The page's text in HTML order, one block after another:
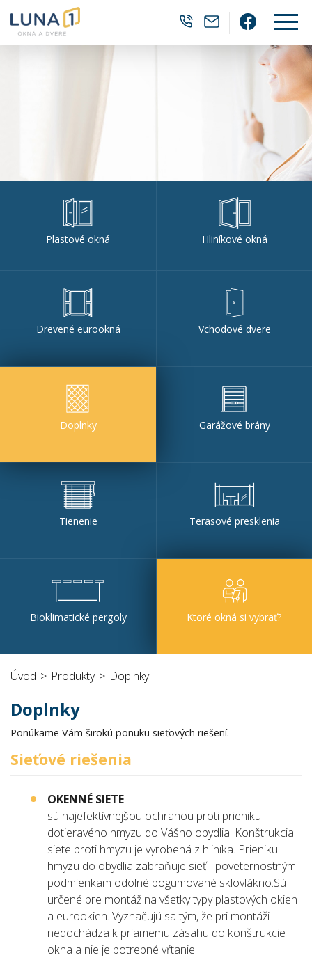
0905 382 202
Plastové okná Hliníkové okná
Drevené eurookná Vchodové dvere
Doplnky Garážové brány
Tienenie Terasové presklenia
Bioklimatické pergoly Ktoré okná si vybrať?
Úvod Produkty Doplnky
Doplnky
Ponúkame Vám širokú ponuku sieťových riešení.
Sieťové riešenia
OKENNÉ SIETE
sú najefektívnejšou ochranou proti prieniku
dotieravého hmyzu do Vášho obydlia. Konštrukcia
siete proti hmyzu je vyrobená z hliníka. Prieniku
hmyzu do obydlia zabraňuje sieť - poveternostným
podmienkam odolné pogumované sklovlákno.Sú
určené pre montáž na všetky typy plastových okien
a eurookien. Vyznačujú sa tým, že pri montáži
nedochádza k priamemu zásahu do konštrukcie
okna a nie je potrebné vŕtanie.